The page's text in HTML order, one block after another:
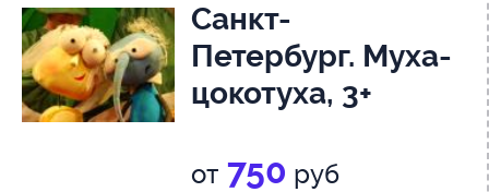
Санкт-
Петербург. Муха-
цокотуха, 3+
от 750 руб